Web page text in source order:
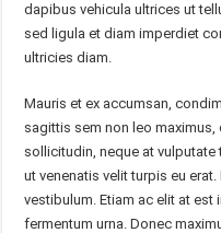
dapibus vehicula ultrices ut
sed ligula et diam imperdiet
ultricies diam.
Mauris et ex accumsan,
sagittis sem non leo
sollicitudin, neque at
ut venenatis velit turpis eu
vestibulum. Etiam ac elit at est
fermentum urna. Donec